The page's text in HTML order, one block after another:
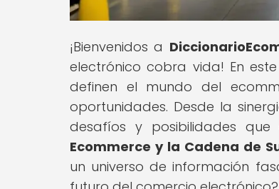
¡Bienvenidos a
electrónico cobra vida! En
definen el mundo del
oportunidades. Desde la
desafíos y posibilidades
Ecommerce y la Cadena de
un universo de información